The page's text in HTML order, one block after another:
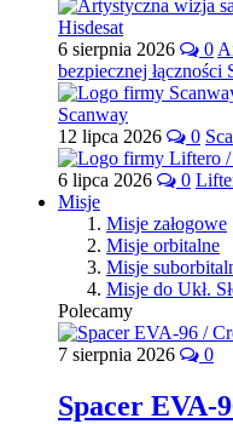
6 sierpnia 2026 0
bezpiecznej
12 lipca 2026 0
6 lipca 2026 0
Misje
Misje załogowe
Misje orbitalne
Misje
Misje do Ukł.
Polecamy
7 sierpnia 2026 0
Spacer EVA-